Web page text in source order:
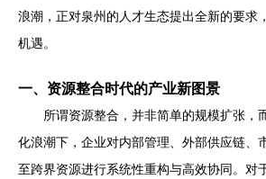
浪潮，正对泉州的人才生态提出全新的要求
机遇。
一、资源整合时代的产业新图景
所谓资源整合，并非简单的规模扩张，
化浪潮下，企业对内部管理、外部供应链、
至跨界资源进行系统性重构与高效协同。对